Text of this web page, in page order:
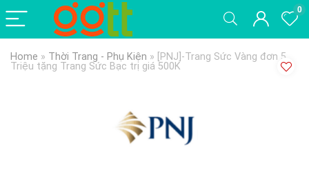
0
Home » Thời Trang - Phụ Kiện »
[PNJ]-Trang Sức Vàng đơn 5
Triệu tặng Trang Sức Bạc trị giá 500K